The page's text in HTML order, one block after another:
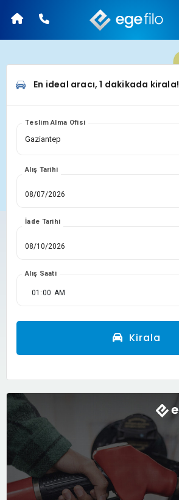
En ideal aracı, 1 dakikada kirala!
Teslim Alma Ofisi
Alış Tarihi
İade Tarihi
Alış Saati
Kirala